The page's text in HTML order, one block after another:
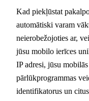
Kad piekļūstat
automātiski varam
neierobežojoties ar,
jūsu mobilo ierīces
IP adresi, jūsu
pārlūkprogrammas
identifikatorus un